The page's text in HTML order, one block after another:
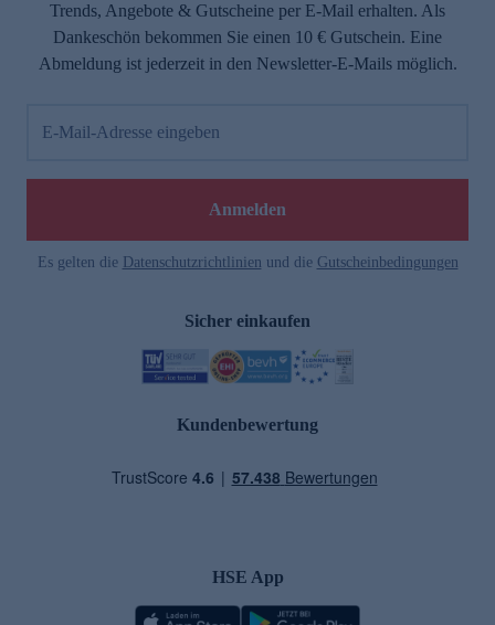
Trends, Angebote & Gutscheine per E-Mail erhalten. Als
Dankeschön bekommen Sie einen 10 € Gutschein. Eine
Abmeldung ist jederzeit in den Newsletter-E-Mails möglich.
E-Mail-Adresse eingeben
Anmelden
Es gelten die Datenschutzrichtlinien und die Gutscheinbedingungen
Sicher einkaufen
Kundenbewertung
HSE App